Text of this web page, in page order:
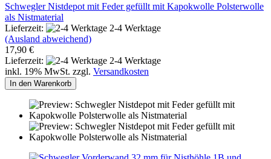
Schwegler Nistdepot mit Feder gefüllt mit Kapokwolle Polsterwolle
als Nistmaterial
Lieferzeit:
2-4 Werktage
(Ausland abweichend)
17,90 €
Lieferzeit:
2-4 Werktage
inkl. 19% MwSt. zzgl. Versandkosten
In den Warenkorb